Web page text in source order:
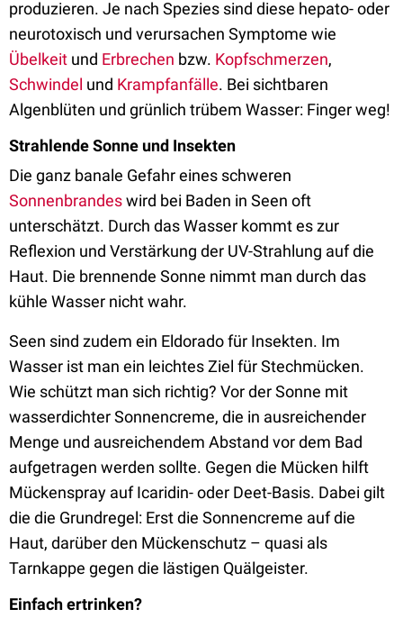
produzieren. Je nach Spezies sind diese hepato- oder
neurotoxisch und verursachen Symptome wie
Übelkeit und Erbrechen bzw. Kopfschmerzen,
Schwindel und Krampfanfälle. Bei sichtbaren
Algenblüten und grünlich trübem Wasser: Finger weg!
Strahlende Sonne und Insekten
Die ganz banale Gefahr eines schweren
Sonnenbrandeswird bei Baden in Seen oft
unterschätzt. Durch das Wasser kommt es zur
Reflexion und Verstärkung der UV-Strahlung auf die
Haut. Die brennende Sonne nimmt man durch das
kühle Wasser nicht wahr.
Seen sind zudem ein Eldorado für Insekten. Im
Wasser ist man ein leichtes Ziel für Stechmücken.
Wie schützt man sich richtig? Vor der Sonne mit
wasserdichter Sonnencreme, die in ausreichender
Menge und ausreichendem Abstand vor dem Bad
aufgetragen werden sollte. Gegen die Mücken hilft
Mückenspray auf Icaridin- oder Deet-Basis. Dabei gilt
die die Grundregel: Erst die Sonnencreme auf die
Haut, darüber den Mückenschutz – quasi als
Tarnkappe gegen die lästigen Quälgeister.
Einfachertrinken?